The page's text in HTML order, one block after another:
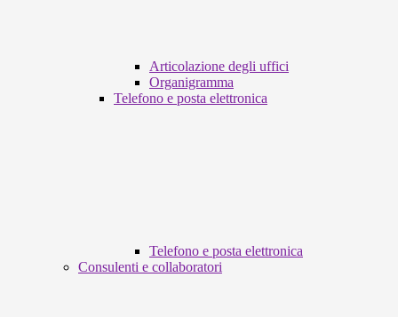
Articolazione degli uffici
Organigramma
Telefono e posta elettronica
Telefono e posta elettronica
Consulenti e collaboratori